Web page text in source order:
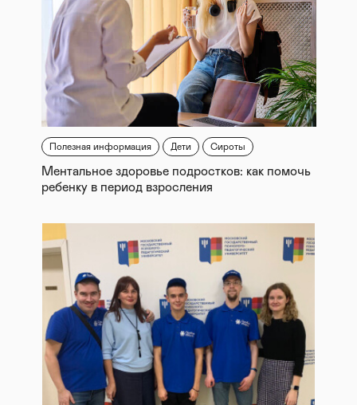
Полезная информация Дети Сироты
Ментальное здоровье подростков: как помочь
ребенку в период взросления